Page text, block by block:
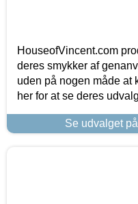
HouseofVincent.com
deres smykker af
uden på nogen måde at
her for at se deres
Se udvalget